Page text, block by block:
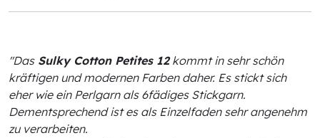
"DasSulky Cotton Petites 12kommt in sehr schön
kräftigen und modernen Farben daher. Es stickt sich
eher wie ein Perlgarn als 6fädiges Stickgarn.
Dementsprechend ist es als Einzelfaden sehr angenehm
zu verarbeiten.